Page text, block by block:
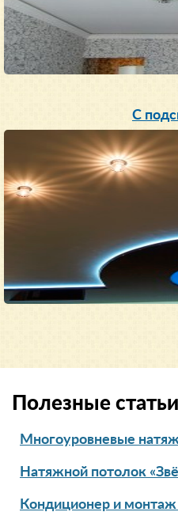
С
Полезные статьи
Многоуровневые
Натяжной потолок
Кондиционер и монтаж